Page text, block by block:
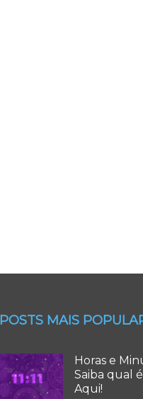
POSTS MAIS
Horas e
Saiba qual
Aqui!